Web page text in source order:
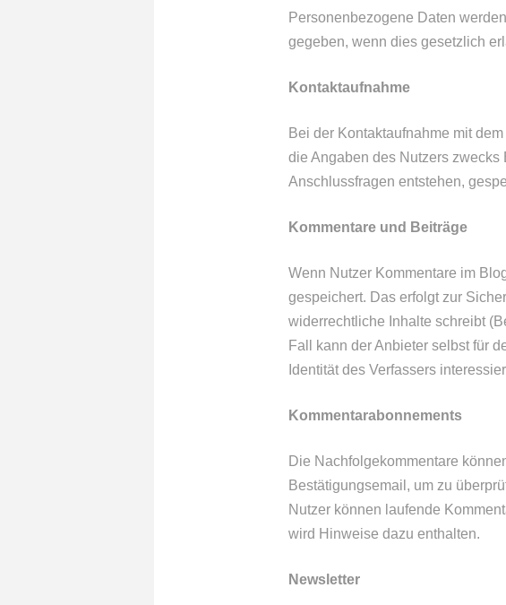
Personenbezogene Daten
gegeben, wenn dies gesetzlich
Kontaktaufnahme
Bei der Kontaktaufnahme mit
die Angaben des Nutzers
Anschlussfragen entstehen,
Kommentare und Beiträge
Wenn Nutzer Kommentare im
gespeichert. Das erfolgt zur
widerrechtliche Inhalte schreibt
Fall kann der Anbieter selbst für
Identität des Verfassers
Kommentarabonnements
Die Nachfolgekommentare
Bestätigungsemail, um zu
Nutzer können laufende
wird Hinweise dazu enthalten.
Newsletter